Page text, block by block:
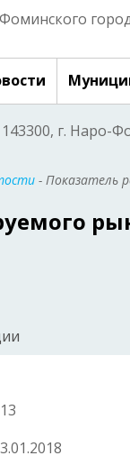
143300, г. Наро-
- Показатель